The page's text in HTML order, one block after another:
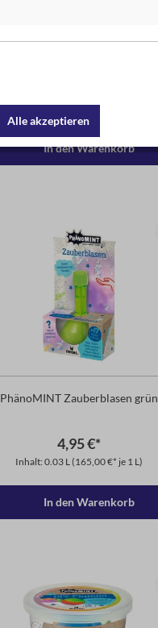
PhänoMINT Zauberblasen gelb
Inhalt: 0.03 L(165,00 €* je 1 L)
In den Warenkorb
PhänoMINT Zauberblasen grün
4,95 €*
Inhalt: 0.03 L (165,00 €* je 1 L)
In den Warenkorb
Alle akzeptieren